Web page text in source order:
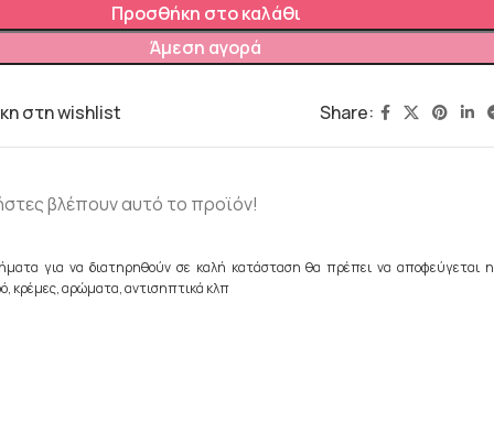
Προσθήκη στο καλάθι
Άμεση αγορά
στη wishlist Share:
βλέπουν αυτό το προϊόν!
για να διατηρηθούν σε καλή κατάσταση θα πρέπει να αποφεύγεται η
κρέμες, αρώματα, αντισηπτικά κλπ